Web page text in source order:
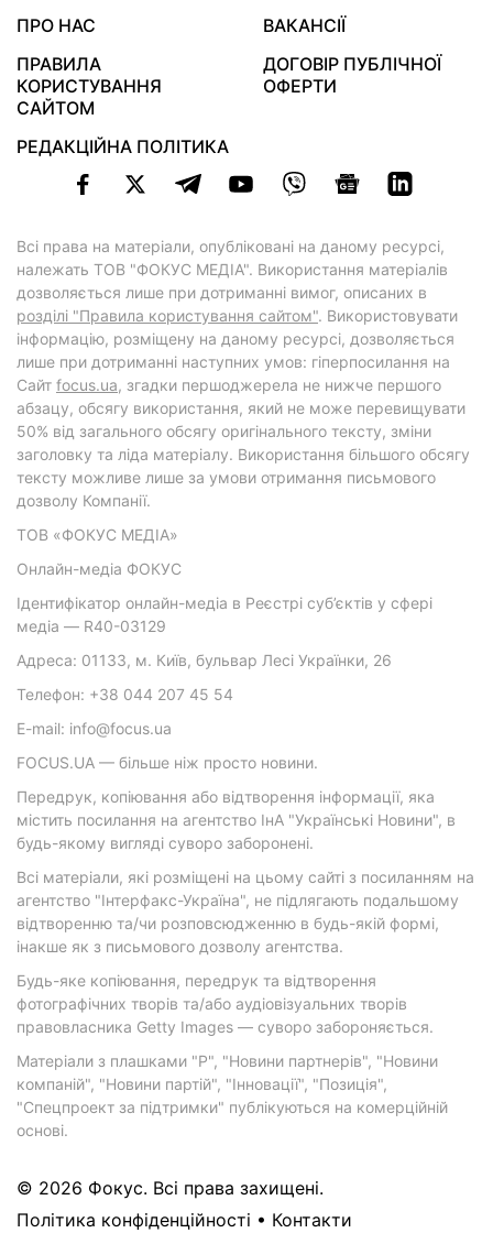
ПРО НАС
ВАКАНСІЇ
ПРАВИЛА
КОРИСТУВАННЯ
САЙТОМ
ДОГОВІР ПУБЛІЧНОЇ
ОФЕРТИ
РЕДАКЦІЙНА ПОЛІТИКА
Всі права на матеріали, опубліковані на даному ресурсі,
належать ТОВ "ФОКУС МЕДІА". Використання матеріалів
дозволяється лише при дотриманні вимог, описаних в
розділі "Правила користування сайтом". Використовувати
інформацію, розміщену на даному ресурсі, дозволяється
лише при дотриманні наступних умов: гіперпосилання на
Cайт focus.ua, згадки першоджерела не нижче першого
абзацу, обсягу використання, який не може перевищувати
50% від загального обсягу оригінального тексту, зміни
заголовку та ліда матеріалу. Використання більшого обсягу
тексту можливе лише за умови отримання письмового
дозволу Компанії.
ТОВ «ФОКУС МЕДІА»
Онлайн-медіа ФОКУС
Ідентифікатор онлайн-медіа в Реєстрі суб’єктів у сфері
медіа — R40-03129
Адреса: 01133, м. Київ, бульвар Лесі Українки, 26
Телефон: +38 044 207 45 54
E-mail: info@focus.ua
FOCUS.UA — більше ніж просто новини.
Передрук, копіювання або відтворення інформації, яка
містить посилання на агентство ІнА "Українські Новини", в
будь-якому вигляді суворо заборонені.
Всі матеріали, які розміщені на цьому сайті з посиланням на
агентство "Інтерфакс-Україна", не підлягають подальшому
відтворенню та/чи розповсюдженню в будь-якій формі,
інакше як з письмового дозволу агентства.
Будь-яке копіювання, передрук та відтворення
фотографічних творів та/або аудіовізуальних творів
правовласника Getty Images — суворо забороняється.
Матеріали з плашками "Р", "Новини партнерів", "Новини
компаній", "Новини партій", "Інновації", "Позиція",
"Спецпроект за підтримки" публікуються на комерційній
основі.
© 2026 Фокус. Всі права захищені.
Політика конфіденційності • Контакти